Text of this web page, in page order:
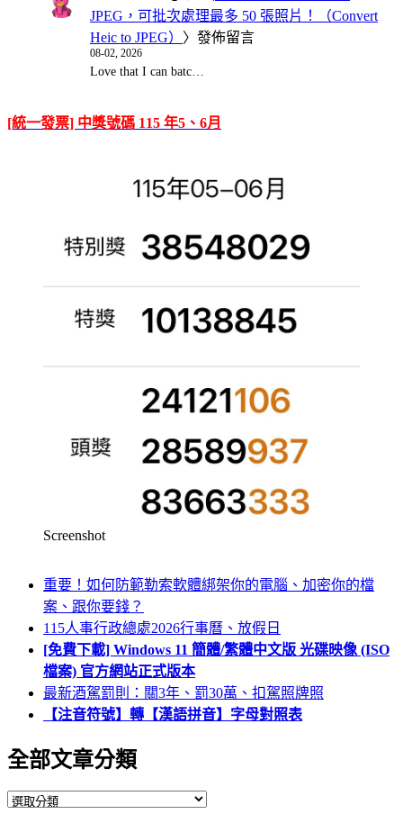
JPEG，可批次處理最多 50 張照片！（Convert
Heic to JPEG） 〉發佈留言
08-02, 2026
Love that I can batc…
[統一發票] 中獎號碼 115 年5、6月
Screenshot
重要！如何防範勒索軟體綁架你的電腦、加密你的檔
案、跟你要錢？
115人事行政總處2026行事曆、放假日
[免費下載] Windows 11 簡體/繁體中文版 光碟映像 (ISO
檔案) 官方網站正式版本
最新酒駕罰則：關3年、罰30萬、扣駕照牌照
【注音符號】轉【漢語拼音】字母對照表
全部文章分類
全